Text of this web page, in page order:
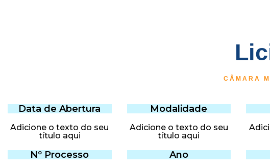
CÂMARA
Data de Abertura
Adicione o texto do seu
título aqui
Nº Processo
Modalidade
Adicione o texto do seu
título aqui
Ano